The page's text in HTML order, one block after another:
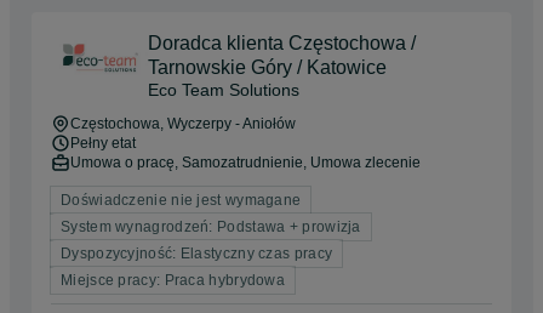
Doradca klienta Częstochowa /
Tarnowskie Góry / Katowice
Eco Team Solutions
Częstochowa, Wyczerpy - Aniołów
Pełny etat
Umowa o pracę, Samozatrudnienie, Umowa zlecenie
Doświadczenie nie jest wymagane
System wynagrodzeń: Podstawa + prowizja
Dyspozycyjność: Elastyczny czas pracy
Miejsce pracy: Praca hybrydowa